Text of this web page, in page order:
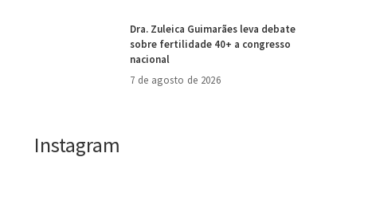
Dra. Zuleica Guimarães leva debate
sobre fertilidade 40+ a congresso
nacional
7 de agosto de 2026
Instagram